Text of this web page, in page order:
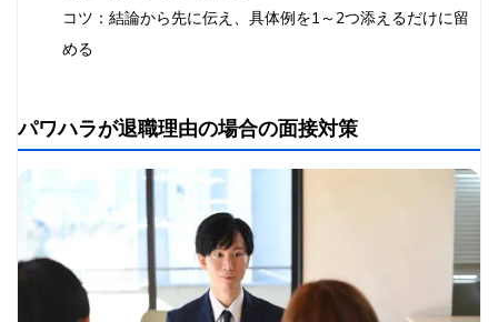
コツ：結論から先に伝え、具体例を1～2つ添えるだけに留
める
パワハラが退職理由の場合の面接対策